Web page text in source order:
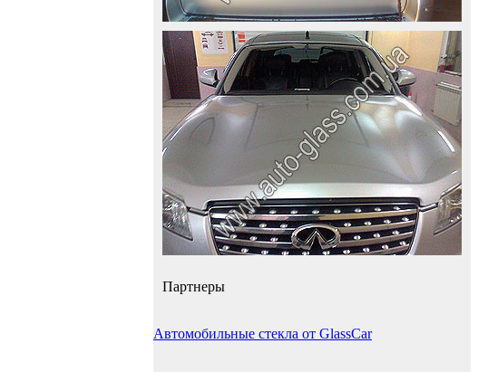
Партнеры
Автомобильные стекла от GlassCar